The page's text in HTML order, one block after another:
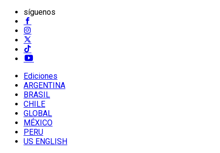
síguenos
Ediciones
ARGENTINA
BRASIL
CHILE
GLOBAL
MÉXICO
PERU
US ENGLISH